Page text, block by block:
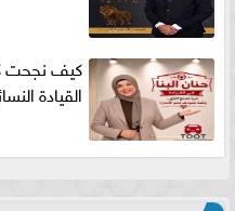
كيف نجحت
القيادة